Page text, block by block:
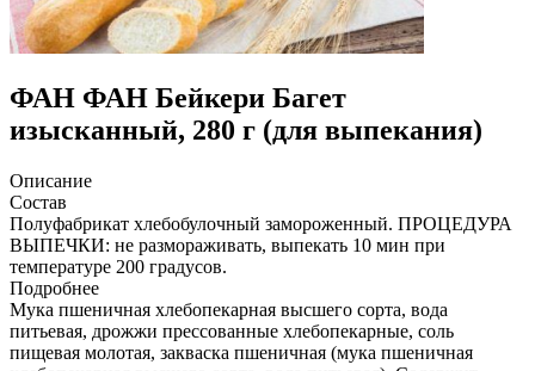
ФАН ФАН Бейкери Багет
изысканный, 280 г (для выпекания)
Описание
Состав
Полуфабрикат хлебобулочный замороженный. ПРОЦЕДУРА
ВЫПЕЧКИ: не размораживать, выпекать 10 мин при
температуре 200 градусов.
Подробнее
Мука пшеничная хлебопекарная высшего сорта, вода
питьевая, дрожжи прессованные хлебопекарные, соль
пищевая молотая, закваска пшеничная (мука пшеничная